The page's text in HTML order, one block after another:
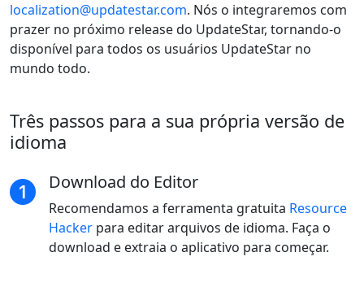
localization@updatestar.com. Nós o integraremos com
prazer no próximo release do UpdateStar, tornando-o
disponível para todos os usuários UpdateStar no
mundo todo.
Três passos para a sua própria versão de
idioma
Download do Editor
Recomendamos a ferramenta gratuita Resource
Hacker para editar arquivos de idioma. Faça o
download e extraia o aplicativo para começar.